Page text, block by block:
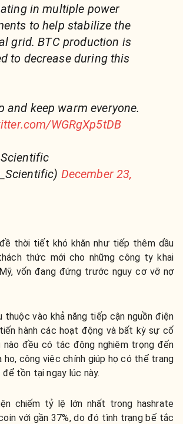
in multiple power
to help stabilize the
grid. BTC production is
to decrease during this
and keep warm everyone.
WGRgXp5tDB
December 23,
thời tiết khó khăn như tiếp thêm dầu
thức mới cho những công ty khai
vốn đang đứng trước nguy cơ vỡ nợ
thuộc vào khả năng tiếp cận nguồn điện
hành các hoạt động và bất kỳ sự cố
nào đều có tác động nghiêm trọng đến
họ, công việc chính giúp họ có thể trang
tồn tại ngay lúc này.
chiếm tỷ lệ lớn nhất trong hashrate
với gần 37%, do đó tình trạng bế tắc